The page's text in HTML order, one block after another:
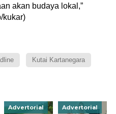
akan budaya lokal,”
kukar)
Kutai Kartanegara
Advertorial Advertorial